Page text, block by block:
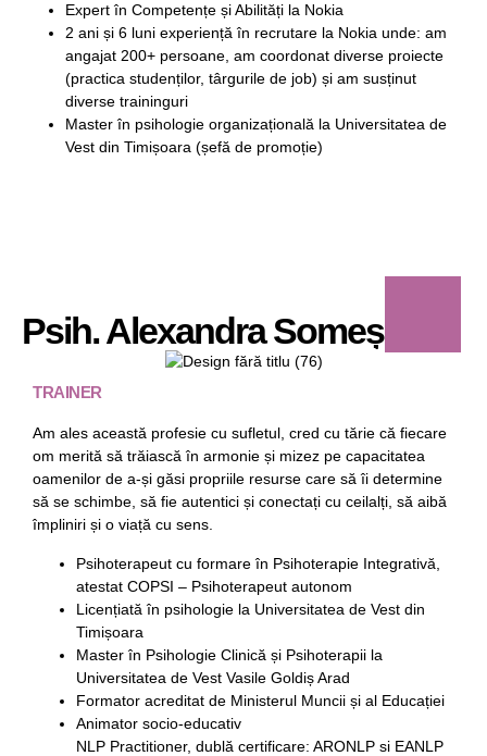
Expert în Competențe și Abilități la Nokia
2 ani și 6 luni experiență în recrutare la Nokia unde: am
angajat 200+ persoane, am coordonat diverse proiecte
(practica studenților, târgurile de job) și am susținut
diverse traininguri
Master în psihologie organizațională la Universitatea de
Vest din Timișoara (șefă de promoție)
Psih. Alexandra Someșan
TRAINER
Am ales această profesie cu sufletul, cred cu tărie că fiecare
om merită să trăiască în armonie și mizez pe capacitatea
oamenilor de a-și găsi propriile resurse care să îi determine
să se schimbe, să fie autentici și conectați cu ceilalți, să aibă
împliniri și o viață cu sens.
Psihoterapeut cu formare în Psihoterapie Integrativă,
atestat COPSI – Psihoterapeut autonom
Licențiată în psihologie la Universitatea de Vest din
Timișoara
Master în Psihologie Clinică și Psihoterapii la
Universitatea de Vest Vasile Goldiș Arad
Formator acreditat de Ministerul Muncii și al Educației
Animator socio-educativ
NLP Practitioner, dublă certificare: ARONLP si EANLP